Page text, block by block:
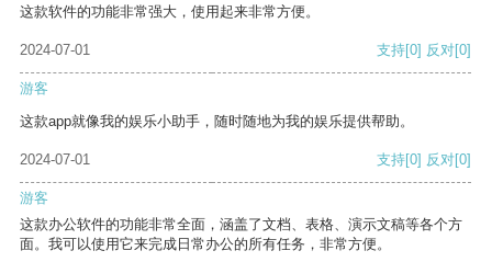
这款软件的功能非常强大，使用起来非常方便。
2024-07-01 支持[0] 反对[0]
游客
这款app就像我的娱乐小助手，随时随地为我的娱乐提供帮助。
2024-07-01 支持[0] 反对[0]
游客
这款办公软件的功能非常全面，涵盖了文档、表格、演示文稿等各个方
面。我可以使用它来完成日常办公的所有任务，非常方便。